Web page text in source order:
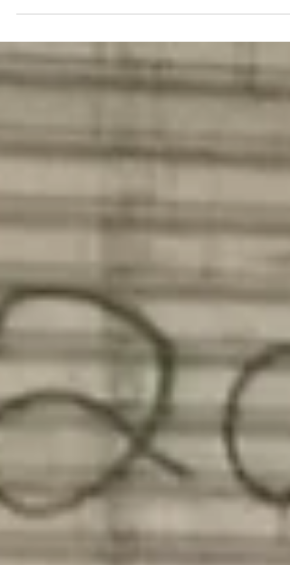
Correios passam a atuar como mais um
que deseja reorganizar a vida financeira e
limpar o nome. A empresa fechou
com a Serasa e disponibiliza as mais de
através do programa Desenrola Brasil, do
governo federal. De acordo com o
milhões de pessoas com o n